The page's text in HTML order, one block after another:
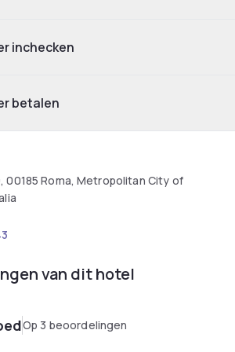
inchecken
betalen
00185 Roma, Metropolitan City of
van dit hotel
Op 3 beoordelingen